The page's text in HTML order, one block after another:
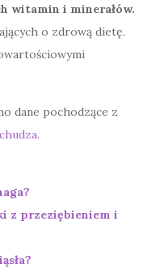
witamin i minerałów.
o zdrową dietę.
dane pochodzące z
.
z przeziębieniem i